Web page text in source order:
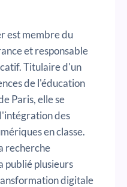
est membre du
et responsable
Titulaire d'un
de l'éducation
Paris, elle se
des
en classe.
recherche
publié plusieurs
digitale